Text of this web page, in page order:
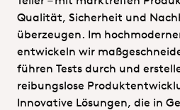
Qualität, Sicherheit und
überzeugen. Im
entwickeln wir
führen Tests durch und
reibungslose
Innovative Lösungen, die in